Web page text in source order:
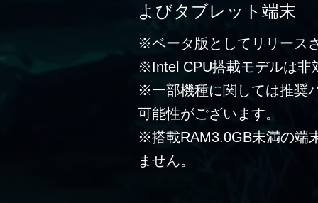
よびタブレット端末
※ベータ版としてリリース
※Intel CPU搭載モデルは非
※一部機種に関しては推奨
可能性がございます。
※搭載RAM3.0GB未満の端
ません。